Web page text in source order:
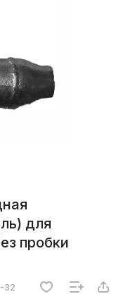
для
пробки
32